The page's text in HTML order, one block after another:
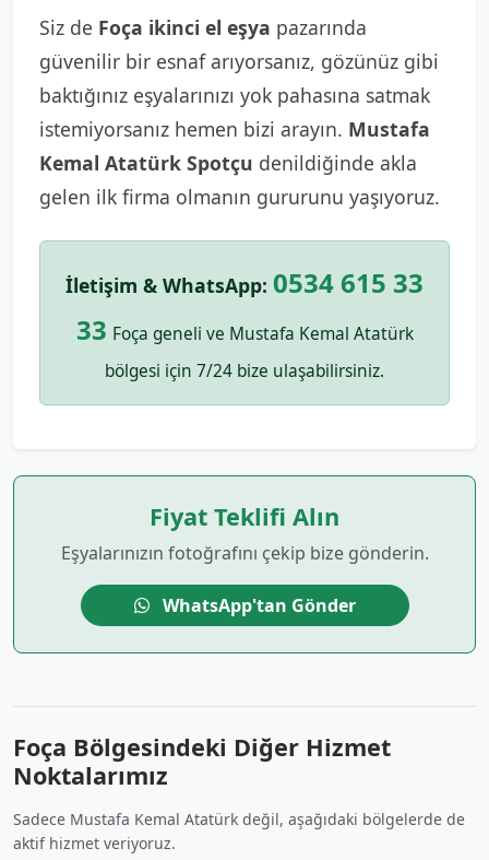
Siz de Foça ikinci el eşya pazarında
güvenilir bir esnaf arıyorsanız, gözünüz gibi
baktığınız eşyalarınızı yok pahasına satmak
istemiyorsanız hemen bizi arayın. Mustafa
Kemal Atatürk Spotçu denildiğinde akla
gelen ilk firma olmanın gururunu yaşıyoruz.
İletişim & WhatsApp: 0534 615 33
33 Foça geneli ve Mustafa Kemal Atatürk
bölgesi için 7/24 bize ulaşabilirsiniz.
Fiyat Teklifi Alın
Eşyalarınızın fotoğrafını çekip bize gönderin.
WhatsApp'tan Gönder
Foça Bölgesindeki Diğer Hizmet
Noktalarımız
Sadece Mustafa Kemal Atatürk değil, aşağıdaki bölgelerde de
aktif hizmet veriyoruz.